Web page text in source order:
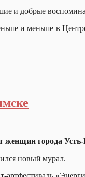
и добрые
и меньше в
женщин города
новый мурал.